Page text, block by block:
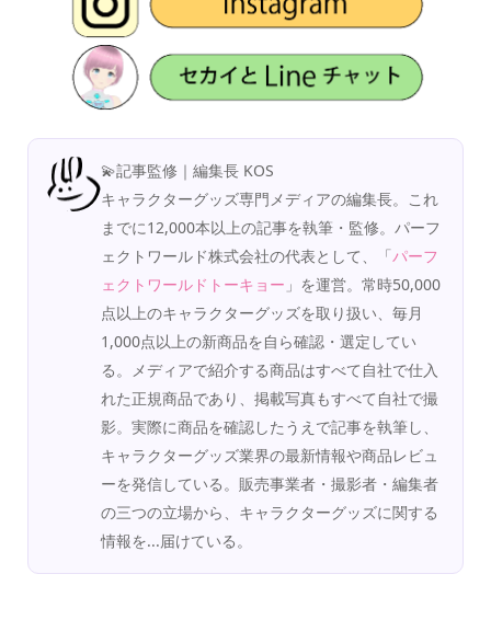
💫記事監修｜編集長 KOS
キャラクターグッズ専門メディアの編集長。これ
までに12,000本以上の記事を執筆・監修。パーフ
ェクトワールド株式会社の代表として、「パーフ
ェクトワールドトーキョー 」を運営。常時50,000
点以上のキャラクターグッズを取り扱い、毎月
1,000点以上の新商品を自ら確認・選定してい
る。メディアで紹介する商品はすべて自社で仕入
れた正規商品であり、掲載写真もすべて自社で撮
影。実際に商品を確認したうえで記事を執筆し、
キャラクターグッズ業界の最新情報や商品レビュ
ーを発信している。販売事業者・撮影者・編集者
の三つの立場から、キャラクターグッズに関する
情報を...届けている。